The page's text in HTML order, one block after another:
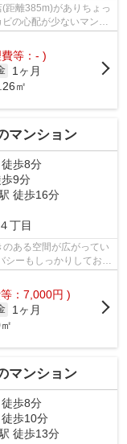
距離385m)がありちょっ
の心配が少ないマンシ
等：- )
1ヶ月
㎡
マンション
徒歩8分
歩9分
徒歩16分
４丁目
ある空間が広がってい
シーもしっかりしており
：7,000円 )
1ヶ月
マンション
徒歩8分
徒歩10分
徒歩13分